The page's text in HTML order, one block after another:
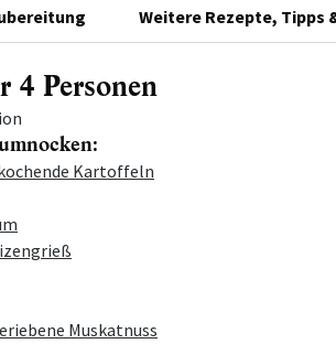
Weitere Rezepte, Tipps
4 Personen
Kartoffeln
Muskatnuss